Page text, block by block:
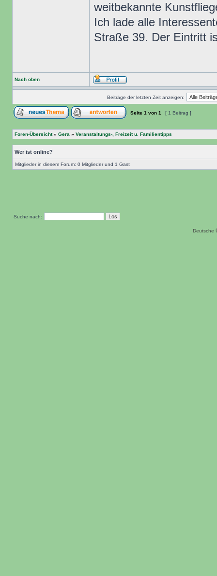
weitbekannte
Ich lade alle
Straße 39. Der Eintritt
Nach oben
Beiträge der letzten Zeit anzeigen:
Seite 1 von 1 [ 1 Beitrag ]
Foren-Übersicht» Gera » Veranstaltungs-, Freizeit u. Familientipps
Wer ist online?
Mitglieder in diesem Forum: 0 Mitglieder und 1 Gast
Suche nach:
Deutsche